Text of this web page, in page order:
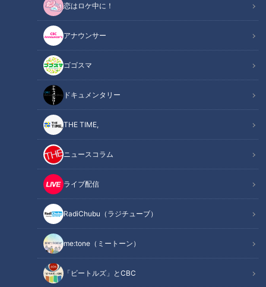
恋はロケ中に！
アナウンサー
ゴゴスマ
ドキュメンタリー
THE TIME,
ニュースコラム
ライブ配信
RadiChubu（ラジチューブ）
me:tone（ミートーン）
「ビートルズ」とCBC
「黒長靴「白底付大長」」提供：有限会社 伊藤ウロコ
この記事の画像